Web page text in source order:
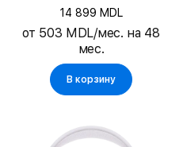
14 899 MDL
от 503 MDL/мес. на 48
мес.
В корзину